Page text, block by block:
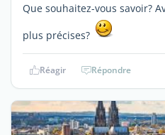
Que souhaitez-vous savoir?
plus précises?
Réagir Répondre